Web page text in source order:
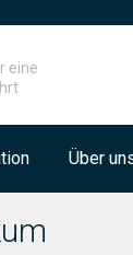
eine
Über